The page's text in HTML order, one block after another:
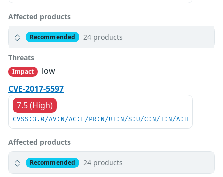
Affected products
Recommended 24 products
Threats
Impact
low
CVE-2017-5597
7.5 (High)
CVSS:3.0/AV:N/AC:L/PR:N/UI:N/S:U/C:N/I:N/A:H
Affected products
Recommended 24 products